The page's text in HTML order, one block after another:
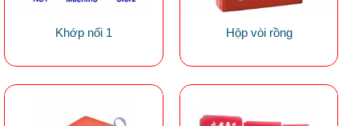
Khớp nối 1 Hộp vòi rồng